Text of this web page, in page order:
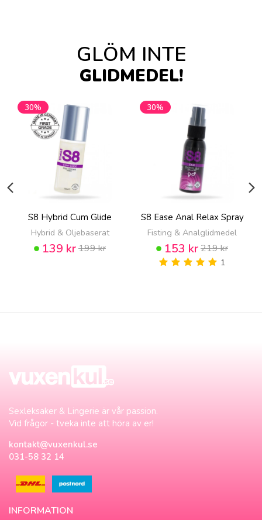
GLÖM INTE
GLIDMEDEL!
30%
S8 Hybrid Cum Glide
Hybrid & Oljebaserat
139 kr199 kr
30%
S8 Ease Anal Relax Spray
Fisting & Analglidmedel
153 kr219 kr
1
Sexleksaker & Lingerie är vår passion.
Vid frågor - tveka inte att höra av er!
kontakt@vuxenkul.se
031-58 32 14
INFORMATION